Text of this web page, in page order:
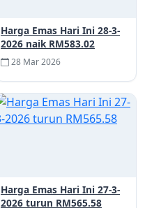
Harga Emas Hari Ini 28-3-
2026 naik RM583.02
28 Mar 2026
Harga Emas Hari Ini 27-3-
2026 turun RM565.58